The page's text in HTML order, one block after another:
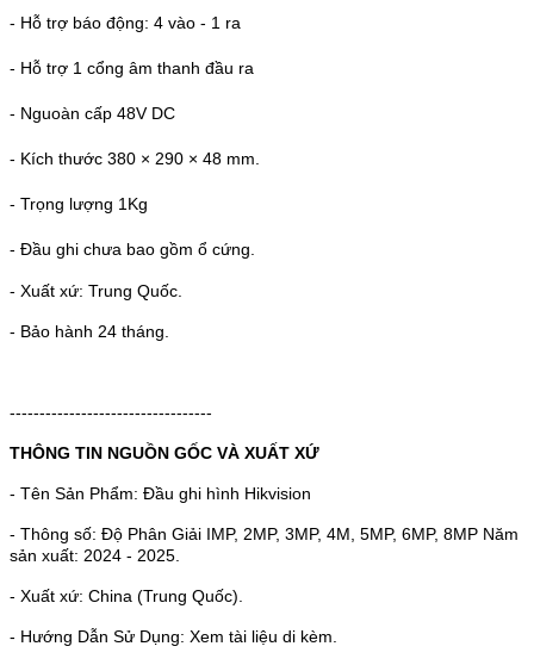
- Hỗ trợ báo động: 4 vào - 1 ra
- Hỗ trợ 1 cổng âm thanh đầu ra
- Nguoàn cấp 48V DC
- Kích thước 380 × 290 × 48 mm.
- Trọng lượng 1Kg
- Đầu ghi chưa bao gồm ổ cứng.
- Xuất xứ: Trung Quốc.
- Bảo hành 24 tháng.
----------------------------------
THÔNG TIN NGUỒN GỐC VÀ XUẤT XỨ
- Tên Sản Phẩm: Đầu ghi hình Hikvision
- Thông số: Độ Phân Giải IMP, 2MP, 3MP, 4M, 5MP, 6MP, 8MP Năm
sản xuất: 2024 - 2025.
- Xuất xứ: China (Trung Quốc).
- Hướng Dẫn Sử Dụng: Xem tài liệu di kèm.